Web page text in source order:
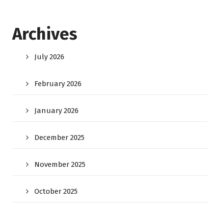
Archives
July 2026
February 2026
January 2026
December 2025
November 2025
October 2025